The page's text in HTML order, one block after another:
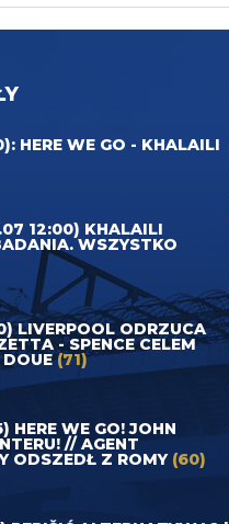
HERE WE GO - KHALAILI
12:00) KHALAILI
WSZYSTKO
LIVERPOOL ODRZUCA
- SPENCE CELEM
DOUE(71)
HERE WE GO! JOHN
// AGENT
ODSZEDŁ Z ROMY (60)